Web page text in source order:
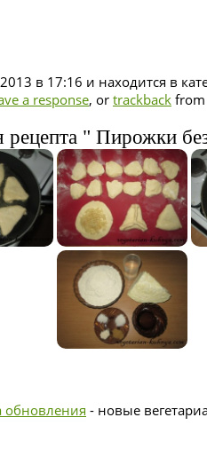
в 17:16 и находится в
a response, or trackback from
рецепта " Пирожки
обновления - новые